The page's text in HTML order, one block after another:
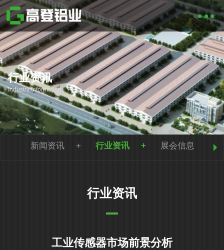
行业资讯
Industry Information
新闻资讯 行业资讯 展会信息
行业资讯
工业传感器市场前景分析